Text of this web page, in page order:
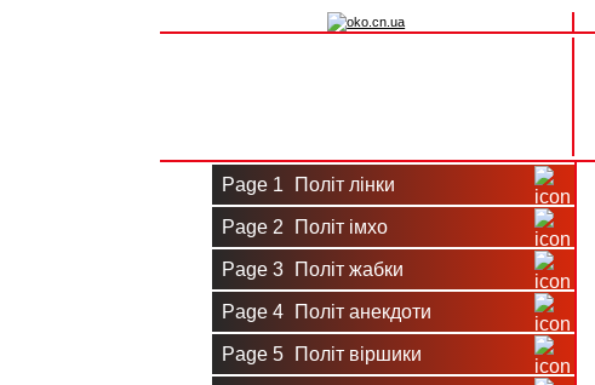
Page 1 Політ лінки
Page 2 Політ імхо
Page 3 Політ жабки
Page 4 Політ анекдоти
Page 5 Політ віршики